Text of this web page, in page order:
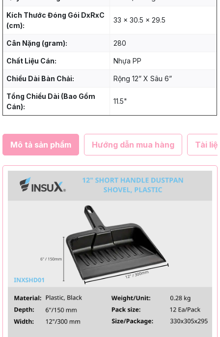
Kích Thước Đóng Gói DxRxC
(cm):
33 x 30.5 x 29.5
Cân Nặng (gram): 280
Chất Liệu Cán: Nhựa PP
Chiều Dài Bàn Chải: Rộng 12” X Sâu 6”
Tổng Chiều Dài (Bao Gồm
Cán):
11.5"
Mô tả sản phẩm Hướng dẫn mua hàng Tài